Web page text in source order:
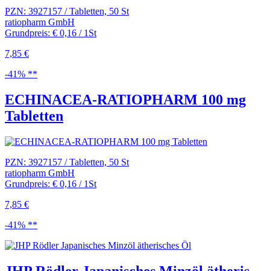
PZN: 3927157 / Tabletten, 50 St
ratiopharm GmbH
Grundpreis: € 0,16 / 1St
7,85 €
-41% **
ECHINACEA-RATIOPHARM 100 mg
Tabletten
PZN: 3927157 / Tabletten, 50 St
ratiopharm GmbH
Grundpreis: € 0,16 / 1St
7,85 €
-41% **